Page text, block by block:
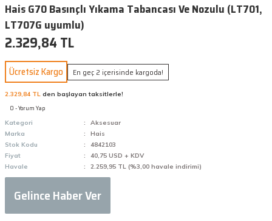
Hais G70 Basınçlı Yıkama Tabancası Ve Nozulu (LT701,
LT707G uyumlu)
2.329,84 TL
Ücretsiz Kargo En geç 2 içerisinde kargoda!
2.329,84 TL den başlayan taksitlerle!
0 - Yorum Yap
Kategori
Aksesuar
Marka
Hais
Stok Kodu
4842103
Fiyat
40,75 USD + KDV
Havale
2.259,95 TL (%3,00 havale indirimi)
Gelince Haber Ver